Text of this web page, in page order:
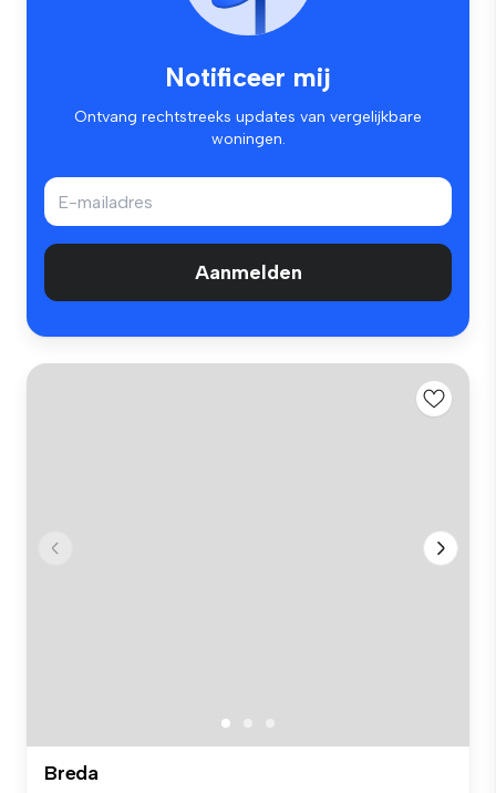
Notificeer mij
Ontvang rechtstreeks updates van vergelijkbare
woningen.
Aanmelden
Breda